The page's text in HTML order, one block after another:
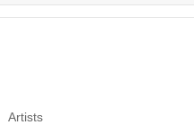
Artists